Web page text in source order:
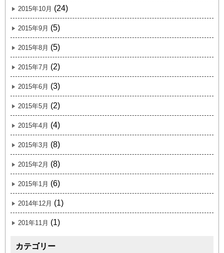
2015年10月 (24)
2015年9月 (5)
2015年8月 (5)
2015年7月 (2)
2015年6月 (3)
2015年5月 (2)
2015年4月 (4)
2015年3月 (8)
2015年2月 (8)
2015年1月 (6)
2014年12月 (1)
201年11月 (1)
カテゴリー